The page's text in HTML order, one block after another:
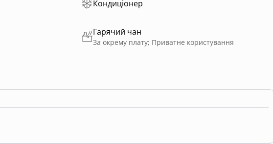
Кондиціонер
Гарячий чан
За окрему плату; Приватне користування